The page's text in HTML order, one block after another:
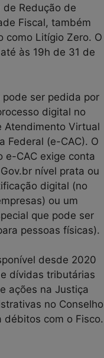
de Redução de
Fiscal, também
como Litígio Zero. O
às 19h de 31 de
pode ser pedida por
digital no
Atendimento Virtual
Federal (e-CAC). O
e-CAC exige conta
nível prata ou
digital (no
ou um
que pode ser
pessoas físicas).
desde 2020
dívidas tributárias
ações na Justiça
no Conselho
débitos com o Fisco.